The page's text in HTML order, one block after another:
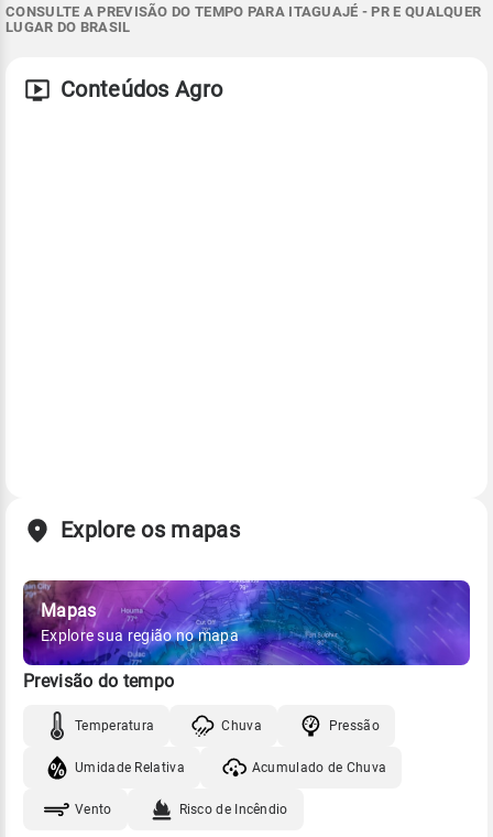
CONSULTE A PREVISÃO DO TEMPO PARA ITAGUAJÉ - PR E QUALQUER
LUGAR DO BRASIL
Conteúdos Agro
Explore os mapas
Mapas
Explore sua região no mapa
Previsão do tempo
Temperatura Chuva Pressão
Umidade Relativa Acumulado de Chuva
Vento Risco de Incêndio